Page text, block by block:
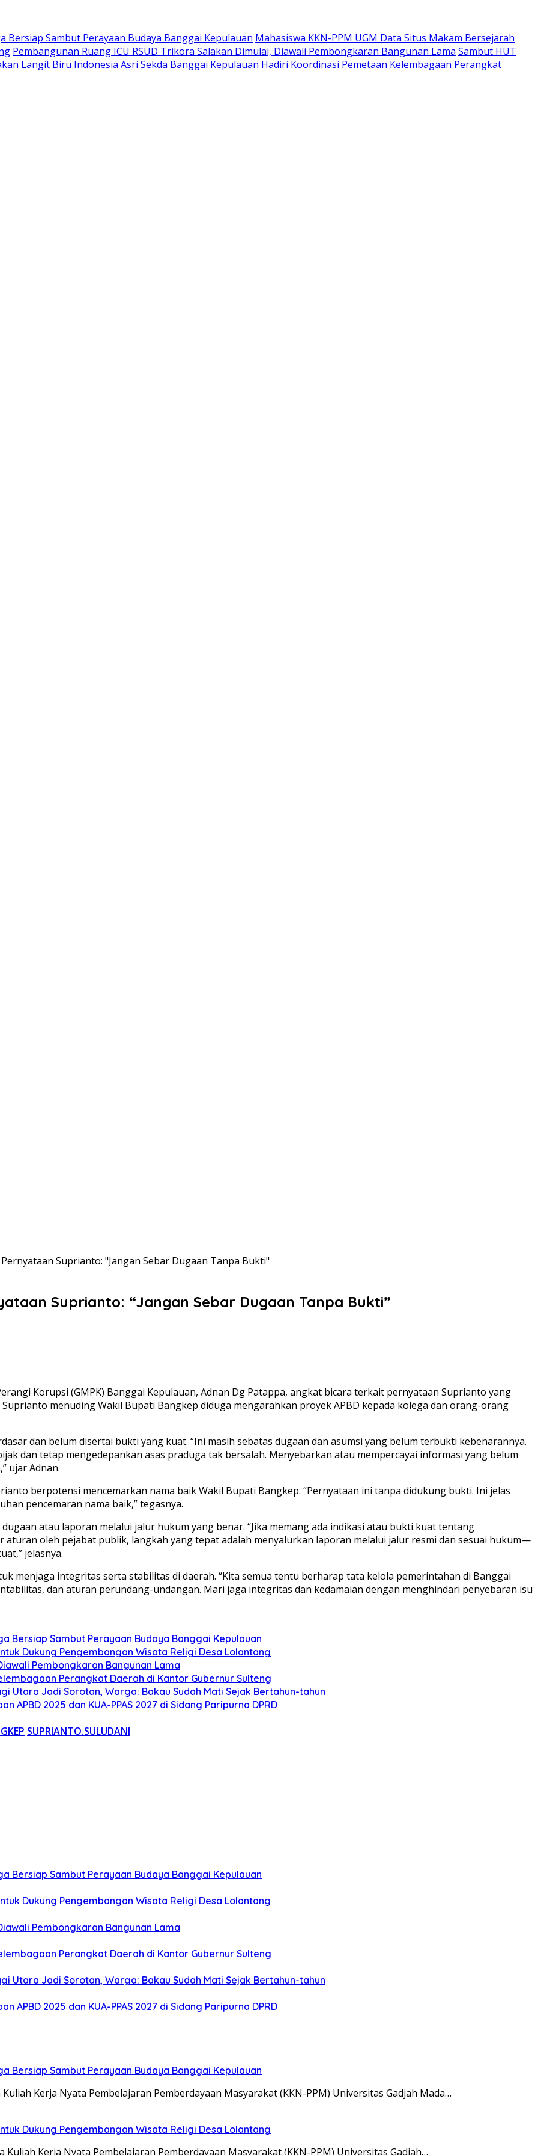
Bersiap Sambut Perayaan Budaya Banggai Kepulauan Mahasiswa KKN-PPM UGM Data Situs Makam Bersejarah
Pembangunan Ruang ICU RSUD Trikora Salakan Dimulai, Diawali Pembongkaran Bangunan Lama Sambut HUT
Langit Biru Indonesia Asri Sekda Banggai Kepulauan Hadiri Koordinasi Pemetaan Kelembagaan Perangkat
Suprianto: "Jangan Sebar Dugaan Tanpa Bukti"
Suprianto: “Jangan Sebar Dugaan Tanpa Bukti”
Korupsi (GMPK) Banggai Kepulauan, Adnan Dg Patappa, angkat bicara terkait pernyataan Suprianto yang
menuding Wakil Bupati Bangkep diduga mengarahkan proyek APBD kepada kolega dan orang-orang
dan belum disertai bukti yang kuat. “Ini masih sebatas dugaan dan asumsi yang belum terbukti kebenarannya.
dan tetap mengedepankan asas praduga tak bersalah. Menyebarkan atau mempercayai informasi yang belum
ujar Adnan.
berpotensi mencemarkan nama baik Wakil Bupati Bangkep. “Pernyataan ini tanpa didukung bukti. Ini jelas
pencemaran nama baik,” tegasnya.
atau laporan melalui jalur hukum yang benar. “Jika memang ada indikasi atau bukti kuat tentang
aturan oleh pejabat publik, langkah yang tepat adalah menyalurkan laporan melalui jalur resmi dan sesuai hukum—
jelasnya.
menjaga integritas serta stabilitas di daerah. “Kita semua tentu berharap tata kelola pemerintahan di Banggai
dan aturan perundang-undangan. Mari jaga integritas dan kedamaian dengan menghindari penyebaran isu
Bersiap Sambut Perayaan Budaya Banggai Kepulauan
Dukung Pengembangan Wisata Religi Desa Lolantang
Pembongkaran Bangunan Lama
Perangkat Daerah di Kantor Gubernur Sulteng
Utara Jadi Sorotan, Warga: Bakau Sudah Mati Sejak Bertahun-tahun
2025 dan KUA-PPAS 2027 di Sidang Paripurna DPRD
SUPRIANTO.SULUDANI
Bersiap Sambut Perayaan Budaya Banggai Kepulauan
Dukung Pengembangan Wisata Religi Desa Lolantang
Pembongkaran Bangunan Lama
Perangkat Daerah di Kantor Gubernur Sulteng
Utara Jadi Sorotan, Warga: Bakau Sudah Mati Sejak Bertahun-tahun
2025 dan KUA-PPAS 2027 di Sidang Paripurna DPRD
Bersiap Sambut Perayaan Budaya Banggai Kepulauan
Kerja Nyata Pembelajaran Pemberdayaan Masyarakat (KKN-PPM) Universitas Gadjah Mada…
Dukung Pengembangan Wisata Religi Desa Lolantang
Kuliah Kerja Nyata Pembelajaran Pemberdayaan Masyarakat (KKN-PPM) Universitas Gadjah…